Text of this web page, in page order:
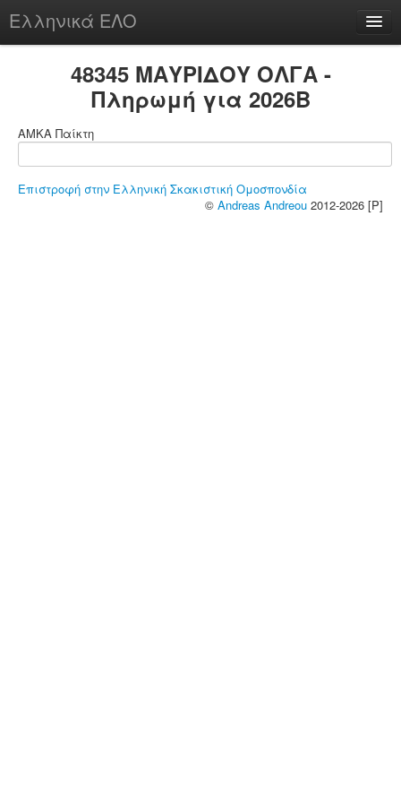
Ελληνικά ΕΛΟ
chesstu.be @ discord
48345 ΜΑΥΡΙΔΟΥ ΟΛΓΑ -
Πληρωμή για 2026B
ΑΜΚΑ Παίκτη
Επιστροφή στην Ελληνική Σκακιστική Ομοσπονδία
© Andreas Andreou 2012-2026 [P]